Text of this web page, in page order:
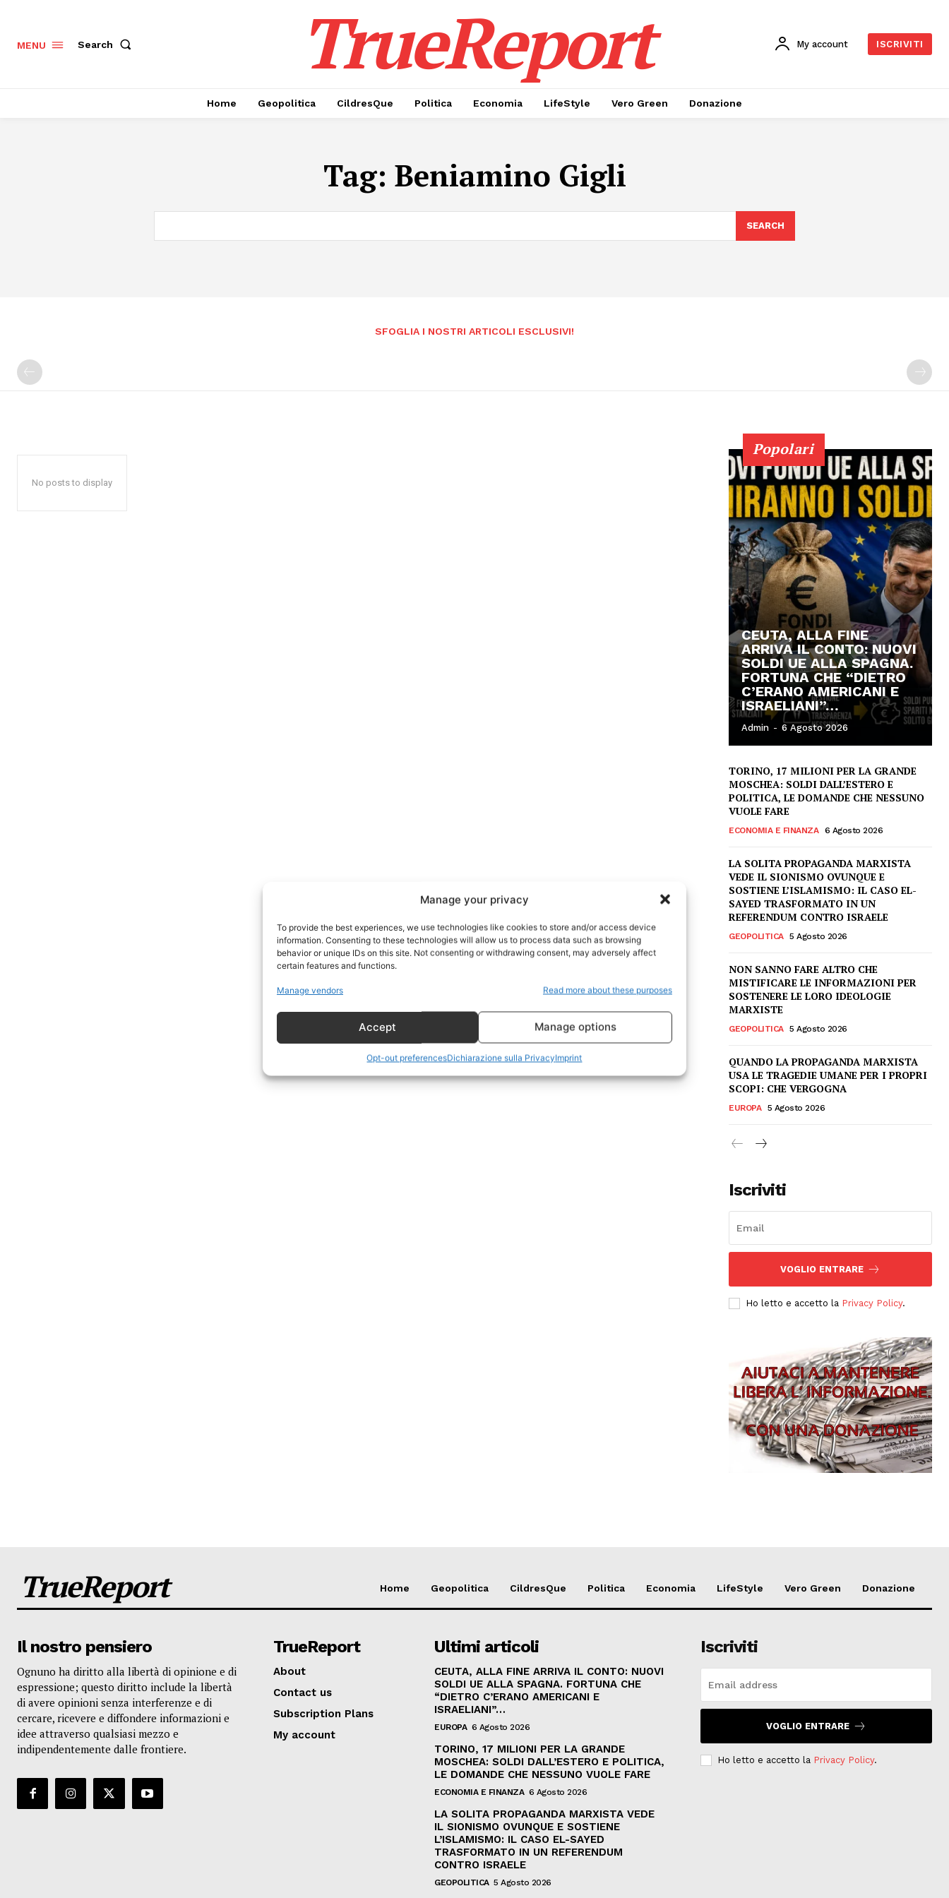
Manage your privacy
To provide the best experiences, we use technologies like cookies to store and/or access device
information. Consenting to these technologies will allow us to process data such as browsing
behavior or unique IDs on this site. Not consenting or withdrawing consent, may adversely affect
certain features and functions.
Manage vendors Read more about these purposes
Accept Manage options
Opt-out preferencesDichiarazione sulla PrivacyImprint
Geopolitica
MENU Search TrueReport My account ISCRIVITI
Home Geopolitica CildresQue Politica Economia LifeStyle Vero Green Donazione
Tag: Beniamino Gigli
SEARCH
SFOGLIA I NOSTRI ARTICOLI ESCLUSIVI!
No posts to display
Popolari
CEUTA, ALLA FINE
ARRIVA IL CONTO: NUOVI
SOLDI UE ALLA SPAGNA.
FORTUNA CHE “DIETRO
C’ERANO AMERICANI E
ISRAELIANI”…
Admin - 6 Agosto 2026
TORINO, 17 MILIONI PER LA GRANDE
MOSCHEA: SOLDI DALL’ESTERO E
POLITICA, LE DOMANDE CHE NESSUNO
VUOLE FARE
ECONOMIA E FINANZA 6 Agosto 2026
LA SOLITA PROPAGANDA MARXISTA
VEDE IL SIONISMO OVUNQUE E
SOSTIENE L’ISLAMISMO: IL CASO EL-
SAYED TRASFORMATO IN UN
REFERENDUM CONTRO ISRAELE
GEOPOLITICA 5 Agosto 2026
NON SANNO FARE ALTRO CHE
MISTIFICARE LE INFORMAZIONI PER
SOSTENERE LE LORO IDEOLOGIE
MARXISTE
GEOPOLITICA 5 Agosto 2026
QUANDO LA PROPAGANDA MARXISTA
USA LE TRAGEDIE UMANE PER I PROPRI
SCOPI: CHE VERGOGNA
EUROPA 5 Agosto 2026
Iscriviti
VOGLIO ENTRARE
Ho letto e accetto la Privacy Policy.
TrueReport Home Geopolitica CildresQue Politica Economia LifeStyle Vero Green Donazione
Il nostro pensiero
Ognuno ha diritto alla libertà di opinione e di
espressione; questo diritto include la libertà
di avere opinioni senza interferenze e di
cercare, ricevere e diffondere informazioni e
idee attraverso qualsiasi mezzo e
indipendentemente dalle frontiere.
TrueReport
About
Contact us
Subscription Plans
My account
Ultimi articoli
CEUTA, ALLA FINE ARRIVA IL CONTO: NUOVI
SOLDI UE ALLA SPAGNA. FORTUNA CHE
“DIETRO C’ERANO AMERICANI E
ISRAELIANI”…
EUROPA 6 Agosto 2026
TORINO, 17 MILIONI PER LA GRANDE
MOSCHEA: SOLDI DALL’ESTERO E POLITICA,
LE DOMANDE CHE NESSUNO VUOLE FARE
ECONOMIA E FINANZA 6 Agosto 2026
LA SOLITA PROPAGANDA MARXISTA VEDE
IL SIONISMO OVUNQUE E SOSTIENE
L’ISLAMISMO: IL CASO EL-SAYED
TRASFORMATO IN UN REFERENDUM
CONTRO ISRAELE
GEOPOLITICA 5 Agosto 2026
Iscriviti
VOGLIO ENTRARE
Ho letto e accetto la Privacy Policy.